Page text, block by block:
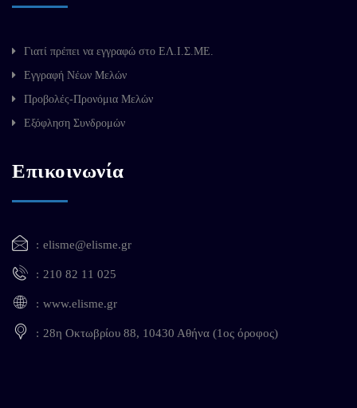
Γιατί πρέπει να εγγραφώ στο ΕΛ.Ι.Σ.ΜΕ.
Εγγραφή Νέων Μελών
Προβολές-Προνόμια Μελών
Εξόφληση Συνδρομών
Επικοινωνία
elisme@elisme.gr
210 82 11 025
www.elisme.gr
28η Οκτωβρίου 88, 10430 Αθήνα (1ος όροφος)